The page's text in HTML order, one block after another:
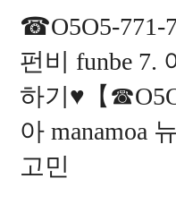
☎O5O5-771-
펀비 funbe 7.
하기♥【
아 manamoa
고민